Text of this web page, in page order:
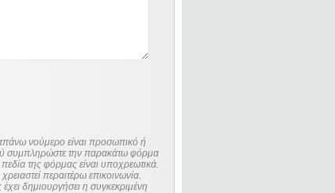
νούμερο είναι προσωπικό ή
συμπληρώστε την παρακάτω φόρμα
της φόρμας είναι υποχρεωτικά.
περαιτέρω επικοινωνία.
δημιουργήσει η συγκεκριμένη